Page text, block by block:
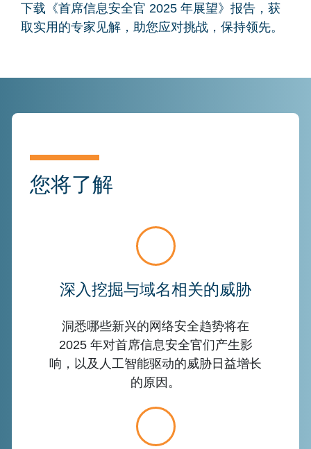
下载《首席信息安全官 2025 年展望》报告，获
取实用的专家见解，助您应对挑战，保持领先。
您将了解
深入挖掘与域名相关的威胁
洞悉哪些新兴的网络安全趋势将在
2025 年对首席信息安全官们产生影
响，以及人工智能驱动的威胁日益增长
的原因。